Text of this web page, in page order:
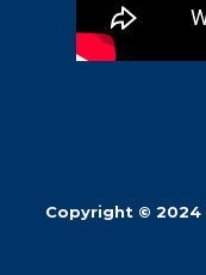
Copyright © 2024